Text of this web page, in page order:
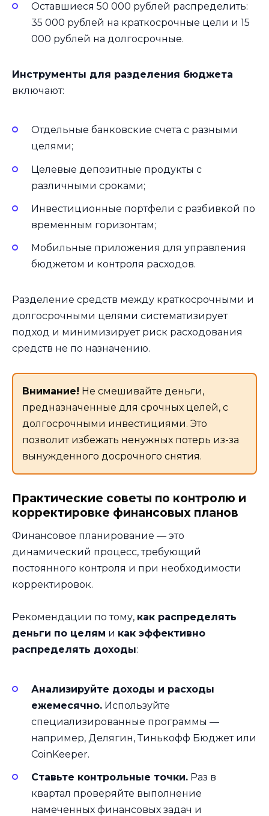
Оставшиеся 50 000 рублей распределить:
35 000 рублей на краткосрочные цели и 15
000 рублей на долгосрочные.
Инструменты для разделения бюджета
включают:
Отдельные банковские счета с разными
целями;
Целевые депозитные продукты с
различными сроками;
Инвестиционные портфели с разбивкой по
временным горизонтам;
Мобильные приложения для управления
бюджетом и контроля расходов.
Разделение средств между краткосрочными и
долгосрочными целями систематизирует
подход и минимизирует риск расходования
средств не по назначению.
Внимание! Не смешивайте деньги,
предназначенные для срочных целей, с
долгосрочными инвестициями. Это
позволит избежать ненужных потерь из-за
вынужденного досрочного снятия.
Практические советы по контролю и
корректировке финансовых планов
Финансовое планирование — это
динамический процесс, требующий
постоянного контроля и при необходимости
корректировок.
Рекомендации по тому, как распределять
деньги по целям и как эффективно
распределять доходы:
Анализируйте доходы и расходы
ежемесячно. Используйте
специализированные программы —
например, Делягин, Тинькофф Бюджет или
CoinKeeper.
Ставьте контрольные точки. Раз в
квартал проверяйте выполнение
намеченных финансовых задач и